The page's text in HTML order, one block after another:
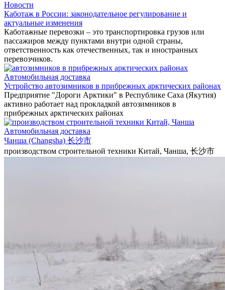
Новости
Каботаж в России: законодательное регулирование и
актуальные изменения
Каботажные перевозки – это транспортировка грузов или
пассажиров между пунктами внутри одной страны,
ответственность как отечественных, так и иностранных
перевозчиков.
Автомобильная доставка
Устройство автозимников в прибрежных арктических районах
Предприятие "Дороги Арктики" в Республике Саха (Якутия)
активно работает над прокладкой автозимников в
прибрежных арктических районах
Автомобильная доставка
Чанша (Changsha) 长沙市
производством строительной техники Китай, Чанша, 长沙市